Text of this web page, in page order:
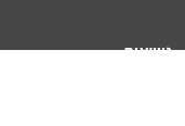
נושאים